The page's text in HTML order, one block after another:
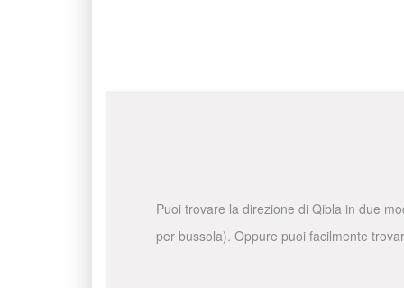
Puoi trovare la direzione di Qibla in due
per bussola). Oppure puoi facilmente